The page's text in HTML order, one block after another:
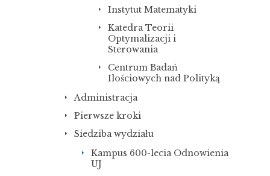
Instytut Matematyki
Katedra Teorii
Optymalizacji i
Sterowania
Centrum Badań
Ilościowych nad Polityką
Administracja
Pierwsze kroki
Siedziba wydziału
Kampus 600-lecia Odnowienia
UJ